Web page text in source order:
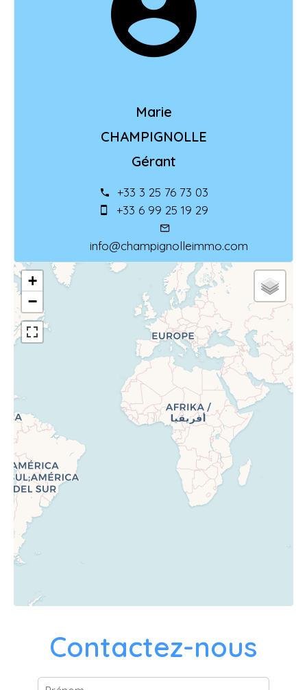
Marie
CHAMPIGNOLLE
Gérant
+33 3 25 76 73 03
+33 6 99 25 19 29
info@champignolleimmo.com
+
−
Contactez-nous